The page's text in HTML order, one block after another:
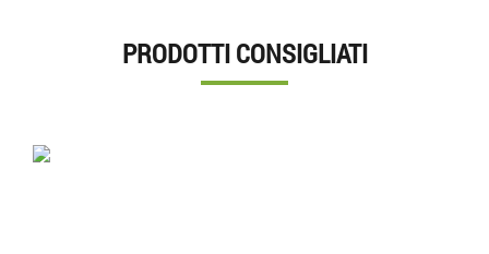
PRODOTTI CONSIGLIATI